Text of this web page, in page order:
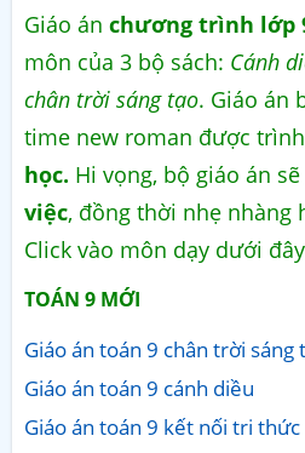
Giáo án chương trình lớp
môn của 3 bộ sách: Cánh
chân trời sáng tạo. Giáo án
time new roman được
học. Hi vọng, bộ giáo án
việc, đồng thời nhẹ nhàng
Click vào môn dạy dưới
TOÁN 9 MỚI
Giáo án toán 9 chân trời sáng
Giáo án toán 9 cánh diều
Giáo án toán 9 kết nối tri thức